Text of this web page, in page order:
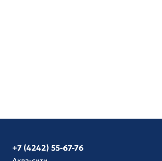
+7 (4242) 55-67-76